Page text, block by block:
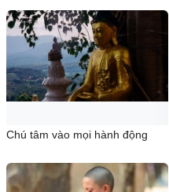
Chú tâm vào mọi hành động